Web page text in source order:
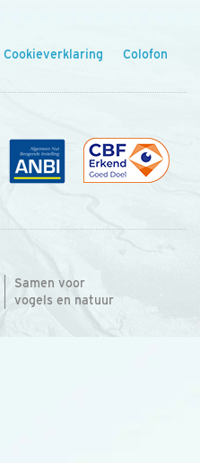
Cookieverklaring Colofon
Samen voor
vogels en natuur